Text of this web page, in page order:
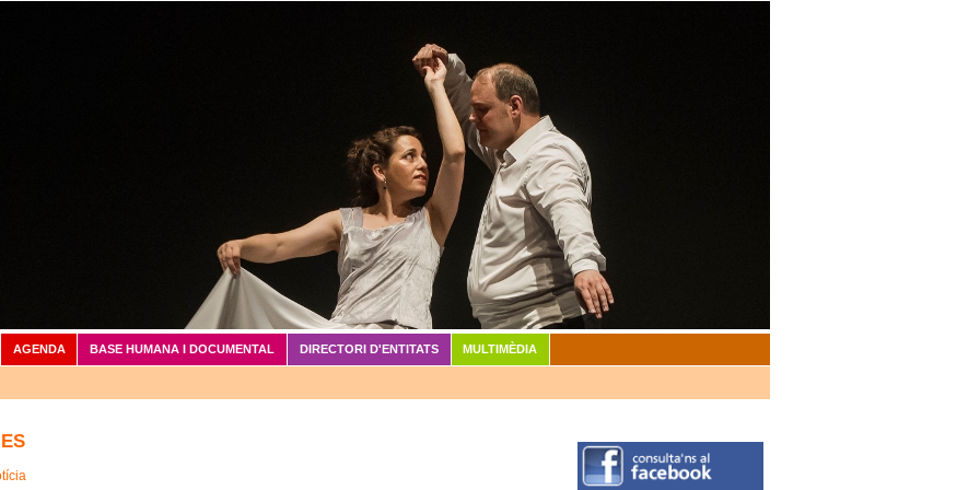
AGENDA BASE HUMANA I DOCUMENTAL DIRECTORI D'ENTITATS MULTIMÈDIA